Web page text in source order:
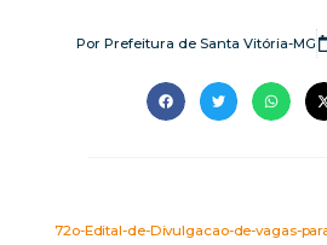
Por Prefeitura de Santa Vitória-MG
72o-Edital-de-Divulgacao-de-vagas-